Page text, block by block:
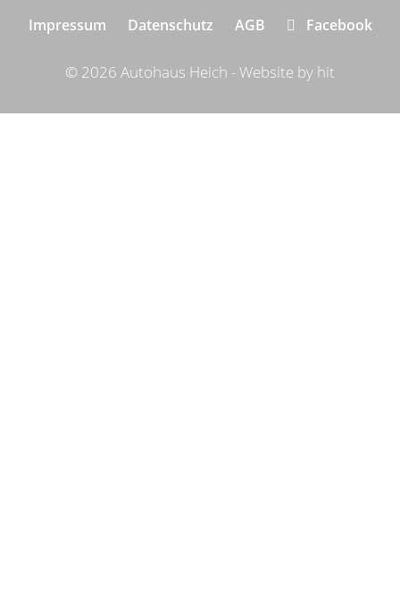
Navigation
Impressum Datenschutz AGB Facebook
© 2026 Autohaus Heich -Website by hit